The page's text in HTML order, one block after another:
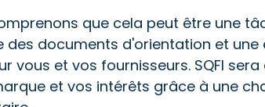
que cela peut être une
des documents d'orientation et une
vous et vos fournisseurs. SQFI
et vos intérêts grâce à une